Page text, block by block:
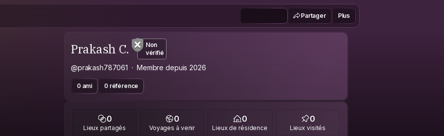
Partager Plus
Prakash C.
Non
vérifié
@prakash787061 Membre depuis 2026
0 ami 0 référence
0
Lieux partagés
0
Voyages à venir
0
Lieux de résidence
0
Lieux visités